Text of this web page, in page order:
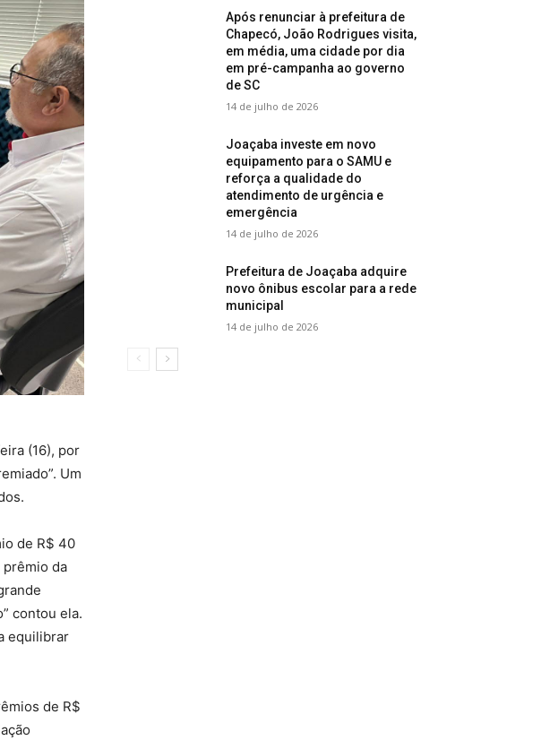
(16), por
Um
de R$ 40
prêmio da
contou ela.
equilibrar
de R$
Após renunciar à prefeitura de
Chapecó, João Rodrigues visita,
em média, uma cidade por dia
em pré-campanha ao governo
de SC
14 de julho de 2026
Joaçaba investe em novo
equipamento para o SAMU e
reforça a qualidade do
atendimento de urgência e
emergência
14 de julho de 2026
Prefeitura de Joaçaba adquire
novo ônibus escolar para a rede
municipal
14 de julho de 2026